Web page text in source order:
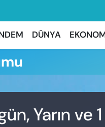
DÜNYA
Yarın ve